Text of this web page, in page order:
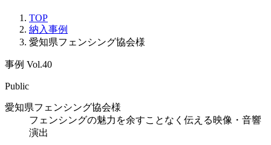
TOP
納入事例
愛知県フェンシング協会様
事例 Vol.40
Public
愛知県フェンシング協会様
フェンシングの魅力を余すことなく伝える映像・音響
演出